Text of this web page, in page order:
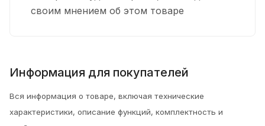
своим мнением об этом товаре
Информация для покупателей
Вся информация о товаре, включая технические
характеристики, описание функций, комплектность и